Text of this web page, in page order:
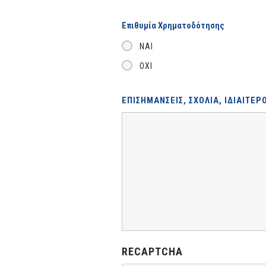
Επιθυμία Χρηματοδότησης
ΝΑΊ
ΌΧΙ
ΕΠΙΣΗΜΆΝΣΕΙΣ, ΣΧΌΛΙΑ,
RECAPTCHA